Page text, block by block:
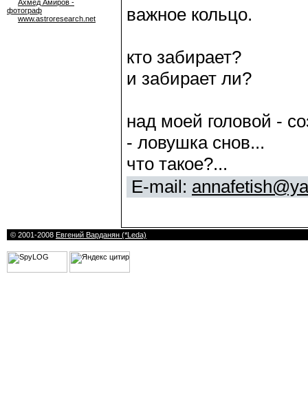
Ахмед Амиров -
фотограф
www.astroresearch.net
важное кольцо.
кто забирает?
и забирает ли?
над моей головой -
- ловушка снов...
что такое?...
E-mail:
© 2001-2008 Евгений Варданян (*Leda)